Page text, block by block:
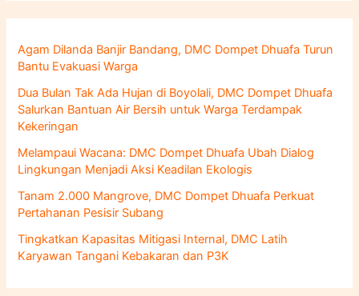
t
u
k
:
Agam Dilanda Banjir Bandang, DMC Dompet Dhuafa Turun
Bantu Evakuasi Warga
Dua Bulan Tak Ada Hujan di Boyolali, DMC Dompet Dhuafa
Salurkan Bantuan Air Bersih untuk Warga Terdampak
Kekeringan
Melampaui Wacana: DMC Dompet Dhuafa Ubah Dialog
Lingkungan Menjadi Aksi Keadilan Ekologis
Tanam 2.000 Mangrove, DMC Dompet Dhuafa Perkuat
Pertahanan Pesisir Subang
Tingkatkan Kapasitas Mitigasi Internal, DMC Latih
Karyawan Tangani Kebakaran dan P3K